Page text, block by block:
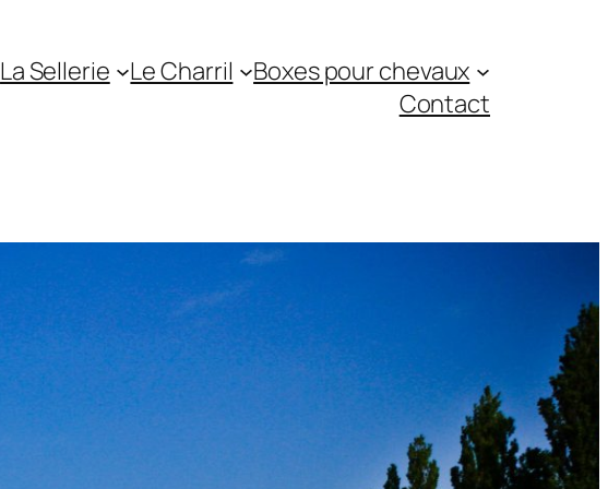
La Sellerie Le Charril
Boxes pour chevaux
Contact